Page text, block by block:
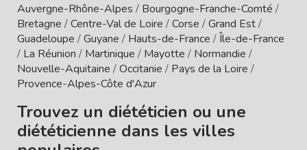
Auvergne-Rhône-Alpes / Bourgogne-Franche-Comté /
Bretagne /Centre-Val de Loire /Corse /Grand Est/
Guadeloupe /Guyane / Hauts-de-France /Île-de-France
/ La Réunion / Martinique / Mayotte / Normandie /
Nouvelle-Aquitaine /Occitanie / Pays de la Loire /
Provence-Alpes-Côte d'Azur
Trouvez un diététicien ou une
diététicienne dans les villes